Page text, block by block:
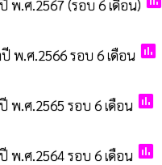
พ.ศ.2567 (รอบ 6 เดือน)
พ.ศ.2566 รอบ 6 เดือน poll
พ.ศ.2565 รอบ 6 เดือน poll
พ.ศ.2564 รอบ 6 เดือน poll